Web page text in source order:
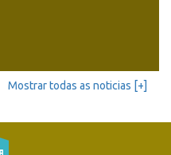
Mostrar todas as noticias [+]